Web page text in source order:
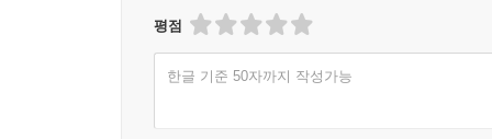
평점
한글 기준 50자까지 작성가능